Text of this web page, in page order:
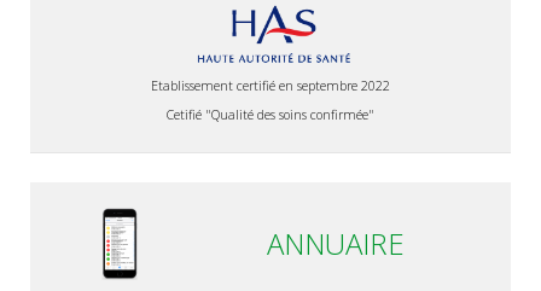
Etablissement certifié en septembre 2022
Cetifié "Qualité des soins confirmée"
ANNUAIRE